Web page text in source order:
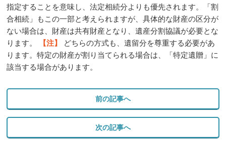
指定することを意味し、法定相続分よりも優先されます。「割
合相続」もこの一部と考えられますが、具体的な財産の区分が
ない場合は、財産は共有財産となり、遺産分割協議が必要とな
ります。
【注】
どちらの方式も、遺留分を尊重する必要があ
ります。特定の財産が割り当てられる場合は、「特定遺贈」に
該当する場合があります。
前の記事へ
次の記事へ